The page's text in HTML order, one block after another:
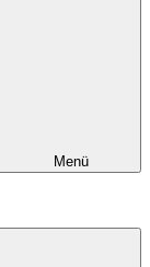
Menü